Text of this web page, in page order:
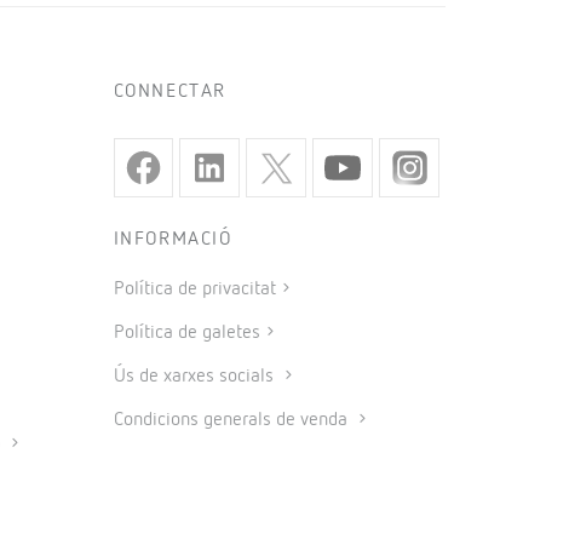
CONNECTAR
INFORMACIÓ
Política de privacitat
Política de galetes
Ús de xarxes socials
Condicions generals de venda